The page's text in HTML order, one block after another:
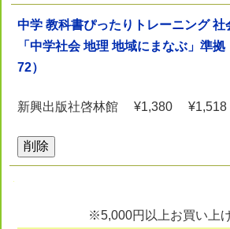
中学 教科書ぴったりトレーニング 社
「中学社会 地理 地域にまなぶ」準
72）
新興出版社啓林館 ¥1,380 ¥1,518
※5,000円以上お買い上